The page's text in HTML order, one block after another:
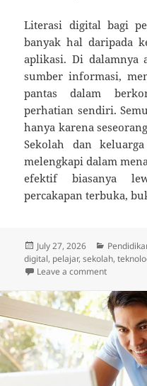
Literasi digital bagi
banyak hal daripada
aplikasi. Di dalamnya
sumber informasi,
pantas dalam
perhatian sendiri.
hanya karena
Sekolah dan
melengkapi dalam
efektif biasanya
percakapan terbuka,
Posted
on
July 27, 2026
digital, pelajar,sekolah,
Leave a commenton